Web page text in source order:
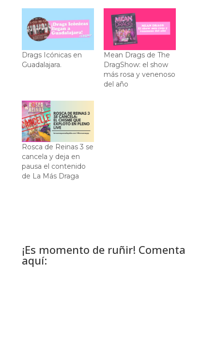
Drags Icónicas en
Guadalajara.
Mean Drags de The
DragShow: el show
más rosa y venenoso
del año
Rosca de Reinas 3 se
cancela y deja en
pausa el contenido
de La Más Draga
¡Es momento de ruñir! Comenta
aquí: